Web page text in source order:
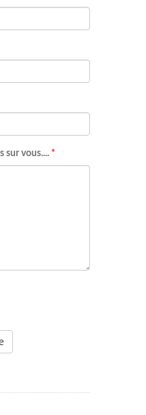
sur vous.... *